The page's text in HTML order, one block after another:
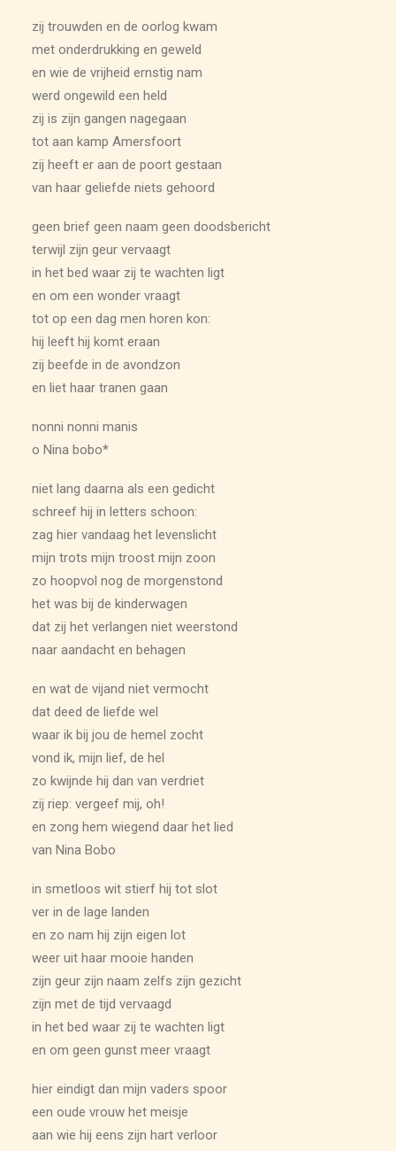
zij trouwden en de oorlog kwam
met onderdrukking en geweld
en wie de vrijheid ernstig nam
werd ongewild een held
zij is zijn gangen nagegaan
tot aan kamp Amersfoort
zij heeft er aan de poort gestaan
van haar geliefde niets gehoord
geen brief geen naam geen doodsbericht
terwijl zijn geur vervaagt
in het bed waar zij te wachten ligt
en om een wonder vraagt
tot op een dag men horen kon:
hij leeft hij komt eraan
zij beefde in de avondzon
en liet haar tranen gaan
nonni nonni manis
o Nina bobo*
niet lang daarna als een gedicht
schreef hij in letters schoon:
zag hier vandaag het levenslicht
mijn trots mijn troost mijn zoon
zo hoopvol nog de morgenstond
het was bij de kinderwagen
dat zij het verlangen niet weerstond
naar aandacht en behagen
en wat de vijand niet vermocht
dat deed de liefde wel
waar ik bij jou de hemel zocht
vond ik, mijn lief, de hel
zo kwijnde hij dan van verdriet
zij riep: vergeef mij, oh!
en zong hem wiegend daar het lied
van Nina Bobo
in smetloos wit stierf hij tot slot
ver in de lage landen
en zo nam hij zijn eigen lot
weer uit haar mooie handen
zijn geur zijn naam zelfs zijn gezicht
zijn met de tijd vervaagd
in het bed waar zij te wachten ligt
en om geen gunst meer vraagt
hier eindigt dan mijn vaders spoor
een oude vrouw het meisje
aan wie hij eens zijn hart verloor